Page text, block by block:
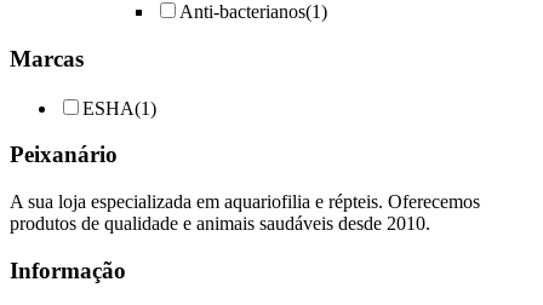
Anti-bacterianos(1)
Marcas
ESHA(1)
Peixanário
A sua loja especializada em aquariofilia e répteis. Oferecemos
produtos de qualidade e animais saudáveis desde 2010.
Informação